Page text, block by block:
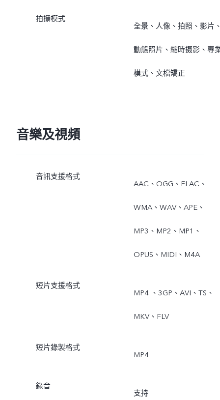
拍攝模式
全景、人像、拍照、影片
動態照片、縮時摄影、專
模式、文檔矯正
音樂及視頻
音訊支援格式
AAC、OGG、FLAC、
WMA、WAV、APE、
MP3、MP2、MP1、
OPUS、MIDI、M4A
短片支援格式
MP4 、3GP、AVI、TS、
MKV、FLV
短片錄製格式
MP4
錄音
支持